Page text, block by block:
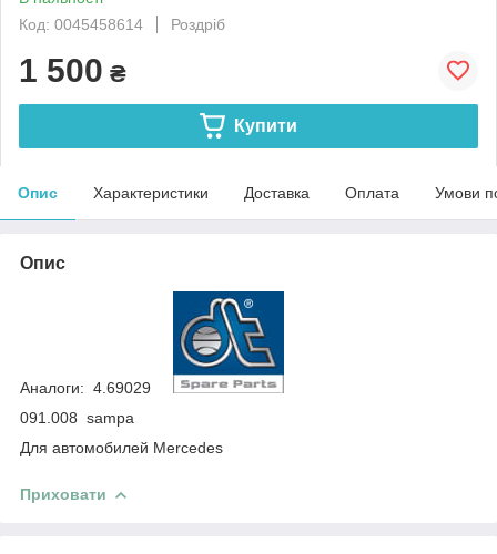
Код: 0045458614
Роздріб
1 500 ₴
Купити
Опис Характеристики Доставка Оплата Умови
Опис
Аналоги: 4.69029
091.008 sampa
Для автомобилей Mercedes
Приховати